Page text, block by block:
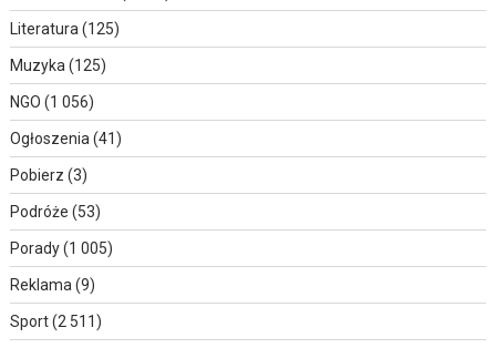
Literatura (125)
Muzyka (125)
NGO (1 056)
Ogłoszenia (41)
Pobierz (3)
Podróże (53)
Porady(1 005)
Reklama (9)
Sport(2 511)